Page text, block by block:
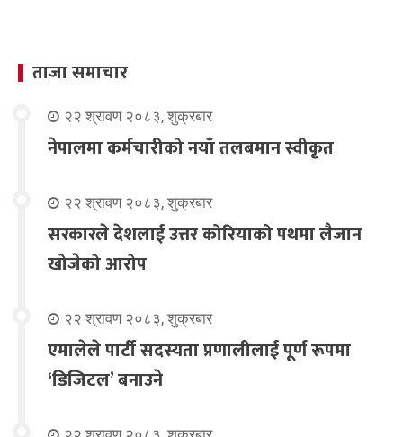
ताजा समाचार
२२ श्रावण २०८३, शुक्रबार
नेपालमा कर्मचारीको नयाँ तलबमान स्वीकृत
२२ श्रावण २०८३, शुक्रबार
सरकारले देशलाई उत्तर कोरियाको पथमा लैजान
खोजेको आरोप
२२ श्रावण २०८३, शुक्रबार
एमालेले पार्टी सदस्यता प्रणालीलाई पूर्ण रूपमा
‘डिजिटल’ बनाउने